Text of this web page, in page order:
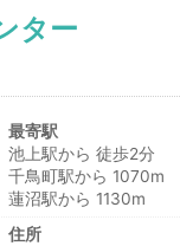
ター
最寄駅
池上駅から 徒歩2分
千鳥町駅から 1070m
蓮沼駅から 1130m
住所